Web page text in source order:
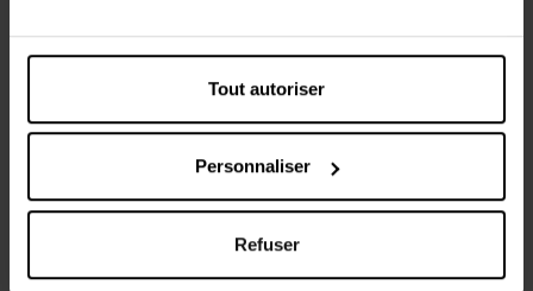
Tout autoriser
Personnaliser
Refuser
grammes de poudre dans 500 millilitres d'eau ou de lait
écrémé, de préférence au lever, au coucher ou après
Caractéristiques